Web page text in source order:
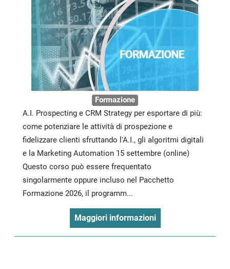
Formazione
A.I. Prospecting e CRM Strategy per esportare di più:
come potenziare le attività di prospezione e
fidelizzare clienti sfruttando l'A.I., gli algoritmi digitali
e la Marketing Automation 15 settembre (online)
Questo corso può essere frequentato
singolarmente oppure incluso nel Pacchetto
Formazione 2026, il programm...
Maggiori informazioni